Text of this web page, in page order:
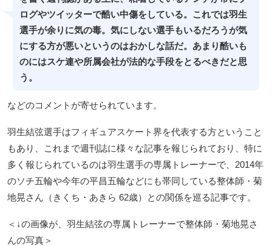
ログやツイッターで酷い中傷をしている。これでは羽生
選手が余りに気の毒。気にしない選手もいるだろうが気
にする方が悪いというのはおかしな話だ。あまり酷いも
のにはスケ連や所属会社が法的な手段をとるべきだと思
う。
などのコメントが寄せられています。
羽生結弦選手はフィギュアスケート界を代表する方ということ
もあり、これまで週刊誌に様々な記事を報じられており、特に
多く報じられているのは羽生選手の専属トレーナーで、2014年
のソチ五輪や今年の平昌五輪などにも帯同している整体師・菊
地晃さん（きくち・あきら 62歳）との関係を巡る記事です。
＜↓の画像が、羽生結弦の専属トレーナーで整体師・菊地晃さ
んの写真＞